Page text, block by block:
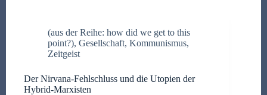
(aus der Reihe: how did we get to this
point?), Gesellschaft, Kommunismus,
Zeitgeist
Der Nirvana-Fehlschluss und die Utopien der
Hybrid-Marxisten